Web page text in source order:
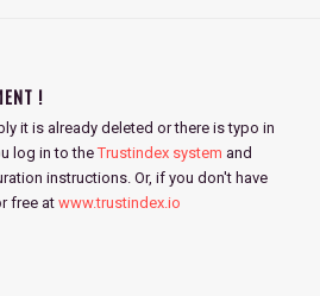
!
it is already deleted or there is typo in
log in to theTrustindex system and
instructions. Or, if you don't have
free at www.trustindex.io